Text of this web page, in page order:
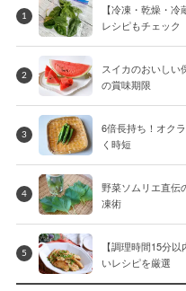
1
【冷凍・乾燥・
レシピもチェック
2
スイカのおいしい
の賞味期限
3
6倍長持ち！オク
く時短
4
野菜ソムリエ直伝
凍術
5
【調理時間15分
いレシピを厳選